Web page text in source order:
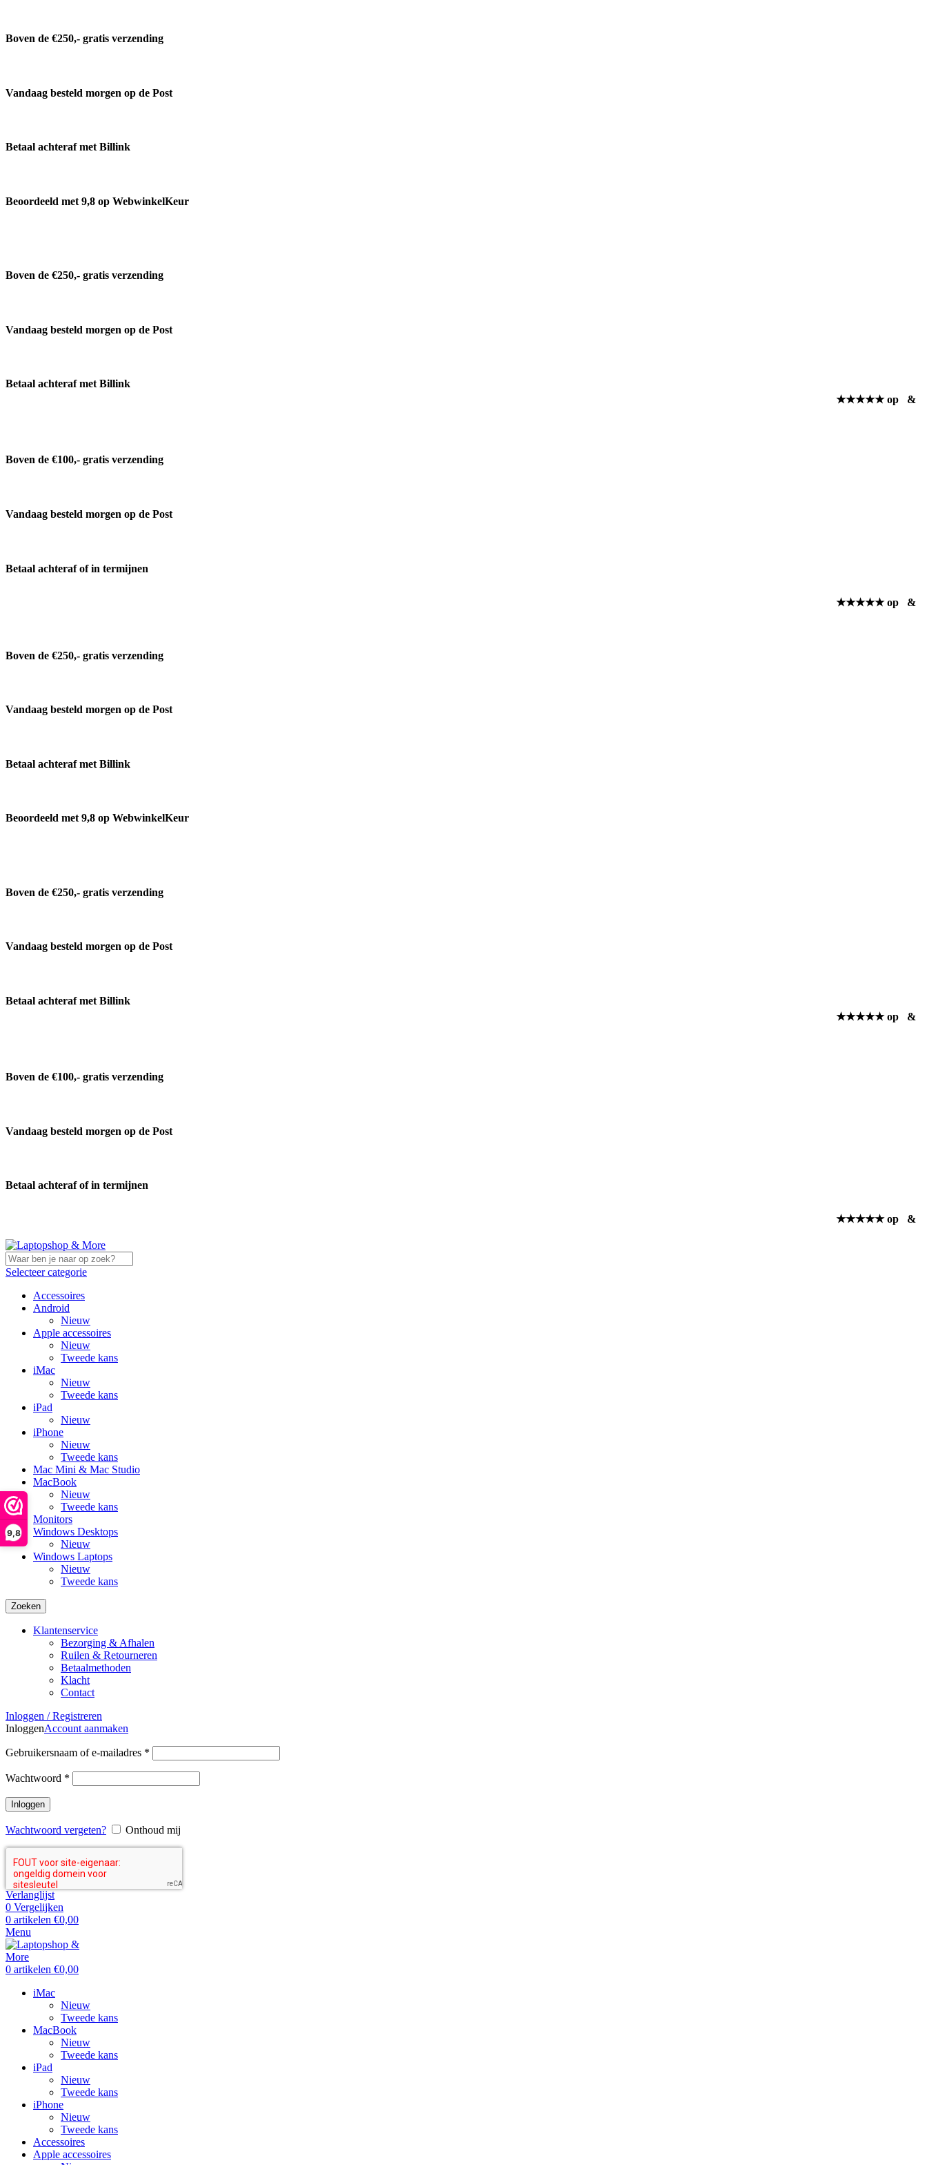
9,8
Boven de €250,- gratis verzending
Vandaag besteld morgen op de Post
Betaal achteraf met Billink
Beoordeeld met 9,8 op WebwinkelKeur
Boven de €250,- gratis verzending
Vandaag besteld morgen op de Post
Betaal achteraf met Billink
★★★★★ op
&
Boven de €100,- gratis verzending
Vandaag besteld morgen op de Post
Betaal achteraf of in termijnen
★★★★★ op &
Boven de €250,- gratis verzending
Vandaag besteld morgen op de Post
Betaal achteraf met Billink
Beoordeeld met 9,8 op WebwinkelKeur
Boven de €250,- gratis verzending
Vandaag besteld morgen op de Post
Betaal achteraf met Billink
★★★★★ op
&
Boven de €100,- gratis verzending
Vandaag besteld morgen op de Post
Betaal achteraf of in termijnen
★★★★★ op &
Selecteer categorie
Accessoires
Android
Nieuw
Apple accessoires
Nieuw
Tweede kans
iMac
Nieuw
Tweede kans
iPad
Nieuw
iPhone
Nieuw
Tweede kans
Mac Mini & Mac Studio
MacBook
Nieuw
Tweede kans
Monitors
Windows Desktops
Nieuw
Windows Laptops
Nieuw
Tweede kans
Zoeken
Klantenservice
Bezorging & Afhalen
Ruilen & Retourneren
Betaalmethoden
Klacht
Contact
Inloggen / Registreren
InloggenAccount aanmaken
Gebruikersnaam of e-mailadres *
Wachtwoord *
Inloggen
Wachtwoord vergeten? Onthoud mij
Verlanglijst
0 Vergelijken
0 artikelen €0,00
Menu
0 artikelen €0,00
iMac
Nieuw
Tweede kans
MacBook
Nieuw
Tweede kans
iPad
Nieuw
Tweede kans
iPhone
Nieuw
Tweede kans
Accessoires
Apple accessoires